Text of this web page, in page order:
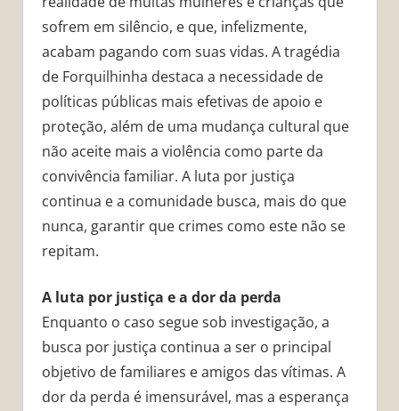
sofrem em silêncio, e que, infelizmente,
acabam pagando com suas vidas. A tragédia
de Forquilhinha destaca a necessidade de
políticas públicas mais efetivas de apoio e
proteção, além de uma mudança cultural que
não aceite mais a violência como parte da
convivência familiar. A luta por justiça
continua e a comunidade busca, mais do que
nunca, garantir que crimes como este não se
repitam.
A luta por justiça e a dor da perda
Enquanto o caso segue sob investigação, a
busca por justiça continua a ser o principal
objetivo de familiares e amigos das vítimas. A
dor da perda é imensurável, mas a esperança